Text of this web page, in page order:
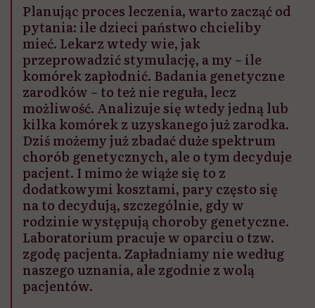
Planując proces leczenia, warto zacząć od
pytania: ile dzieci państwo chcieliby
mieć. Lekarz wtedy wie, jak
przeprowadzić stymulację, a my – ile
komórek zapłodnić. Badania genetyczne
zarodków – to też nie reguła, lecz
możliwość. Analizuje się wtedy jedną lub
kilka komórek z uzyskanego już zarodka.
Dziś możemy już zbadać duże spektrum
chorób genetycznych, ale o tym decyduje
pacjent. I mimo że wiąże się to z
dodatkowymi kosztami, pary często się
na to decydują, szczególnie, gdy w
rodzinie występują choroby genetyczne.
Laboratorium pracuje w oparciu o tzw.
zgodę pacjenta. Zapładniamy nie według
naszego uznania, ale zgodnie z wolą
pacjentów.